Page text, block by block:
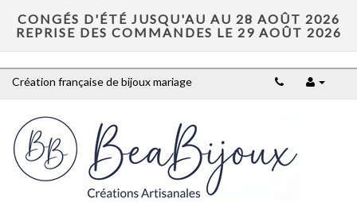
CONGÉS D'ÉTÉ JUSQU'AU AU 28 AOÛT 2026
REPRISE DES COMMANDES LE 29 AOÛT 2026
Création française de bijoux mariage